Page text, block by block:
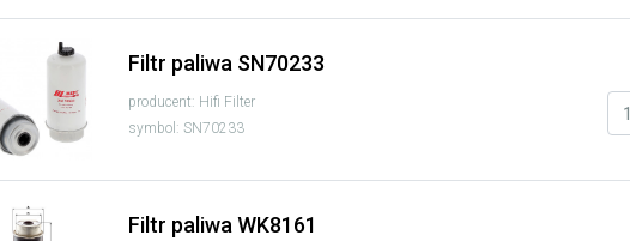
Filtr paliwa SN70233
producent: Hifi Filter
symbol: SN70233
Filtr paliwa WK8161